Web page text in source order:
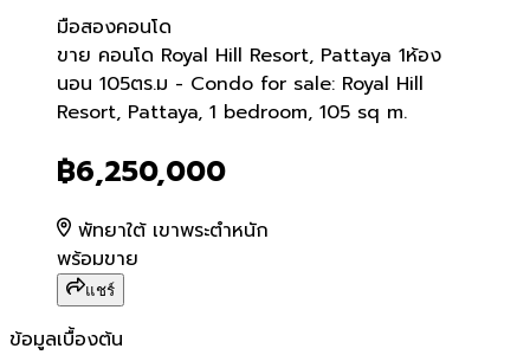
มือสองคอนโด
ขาย คอนโด Royal Hill
ขาย คอนโด Royal Hill Resort, Pattaya 1ห้อง
นอน 105ตร.ม - Condo for sale: Royal Hill
Resort, Pattaya, 1 bedroom, 105 sq m.
฿6,250,000
พัทยาใต้ เขาพระตำหนัก
พร้อมขาย
แชร์
ข้อมูลเบื้องต้น